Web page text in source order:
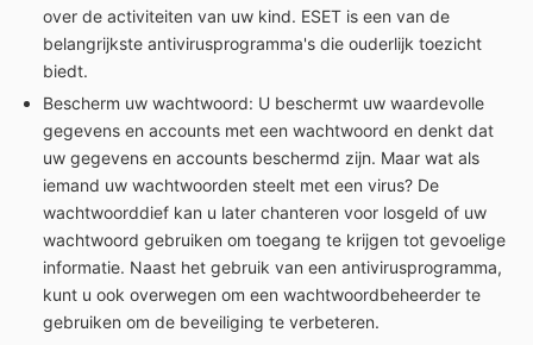
over de activiteiten van uw kind. ESET is een van de
belangrijkste antivirusprogramma's die ouderlijk toezicht
biedt.
Bescherm uw wachtwoord: U beschermt uw waardevolle
gegevens en accounts met een wachtwoord en denkt dat
uw gegevens en accounts beschermd zijn. Maar wat als
iemand uw wachtwoorden steelt met een virus? De
wachtwoorddief kan u later chanteren voor losgeld of uw
wachtwoord gebruiken om toegang te krijgen tot gevoelige
informatie. Naast het gebruik van een antivirusprogramma,
kunt u ook overwegen om een wachtwoordbeheerder te
gebruiken om de beveiliging te verbeteren.